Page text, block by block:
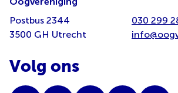
Postbus 2344
3500 GH Utrecht
030 299
Volg ons